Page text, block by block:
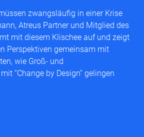
zwangsläufig in einer Krise
Atreus Partner und Mitglied des
mit diesem Klischee auf und zeigt
Perspektiven gemeinsam mit
wie Groß- und
“Change by Design” gelingen